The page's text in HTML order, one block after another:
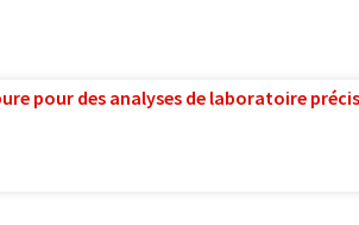
pour des analyses de laboratoire